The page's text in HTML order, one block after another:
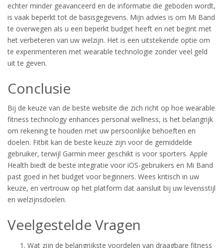
echter minder geavanceerd en de informatie die geboden wordt,
is vaak beperkt tot de basisgegevens. Mijn advies is om Mi Band
te overwegen als u een beperkt budget heeft en net begint met
het verbeteren van uw welzijn. Het is een uitstekende optie om
te experimenteren met wearable technologie zonder veel geld
uit te geven.
Conclusie
Bij de keuze van de beste website die zich richt op hoe wearable
fitness technology enhances personal wellness, is het belangrijk
om rekening te houden met uw persoonlijke behoeften en
doelen. Fitbit kan de beste keuze zijn voor de gemiddelde
gebruiker, terwijl Garmin meer geschikt is voor sporters. Apple
Health biedt de beste integratie voor iOS-gebruikers en Mi Band
past goed in het budget voor beginners. Wees kritisch in uw
keuze, en vertrouw op het platform dat aansluit bij uw levensstijl
en welzijnsdoelen.
Veelgestelde Vragen
Wat zijn de belangrijkste voordelen van draagbare fitness